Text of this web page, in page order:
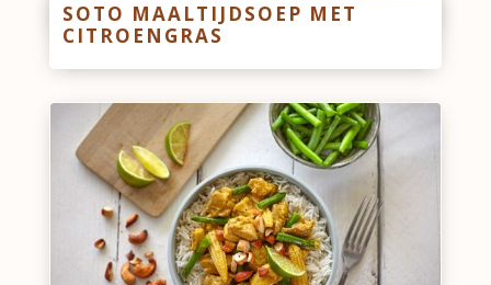
SOTO MAALTIJDSOEP MET
CITROENGRAS